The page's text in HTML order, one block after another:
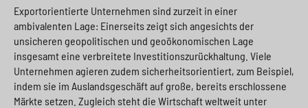
Exportorientierte Unternehmen sind zurzeit in einer
ambivalenten Lage: Einerseits zeigt sich angesichts der
unsicheren geopolitischen und geoökonomischen Lage
insgesamt eine verbreitete Investitionszurückhaltung. Viele
Unternehmen agieren zudem sicherheitsorientiert, zum Beispiel,
indem sie im Auslandsgeschäft auf große, bereits erschlossene
Märkte setzen. Zugleich steht die Wirtschaft weltweit unter